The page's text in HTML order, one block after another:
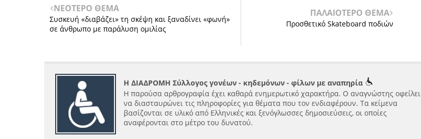
ΝΕΟΤΕΡΟ ΘΕΜΑ
Συσκευή «διαβάζει» τη σκέψη και ξαναδίνει «φωνή»
σε άνθρωπο με παράλυση ομιλίας
ΠΑΛΑΙΟΤΕΡΟ ΘΕΜΑ
Προσθετικό Skateboard ποδιών
Η ΔΙΑΔΡΟΜΗ Σύλλογος γονέων - κηδεμόνων - φίλων με αναπηρία
Η παρούσα αρθρογραφία έχει καθαρά ενημερωτικό χαρακτήρα. Ο αναγνώστης οφείλει
να διασταυρώνει τις πληροφορίες για θέματα που τον ενδιαφέρουν. Τα κείμενα
βασίζονται σε υλικό από Ελληνικές και ξενόγλωσσες δημοσιεύσεις, οι οποίες
αναφέρονται στο μέτρο του δυνατού.